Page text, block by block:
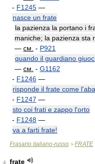
- F1245 —
nasce un frate
la pazienza la portano i
maniche; la pazienza sta
— см. - P921
quando il guardiano
— см. - G1162
- F1246 —
risponde il frate come
- F1247 —
sto coi frati e zappo l'orto
- F1248 —
va a farti frate!
Frasario italiano-russo > FRATE
4
frate